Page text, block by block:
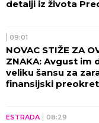
detalji iz života
09:01
NOVAC STIŽE ZA
ZNAKA: Avgust im
veliku šansu za
finansijski preokret
ESTRADA 08:29